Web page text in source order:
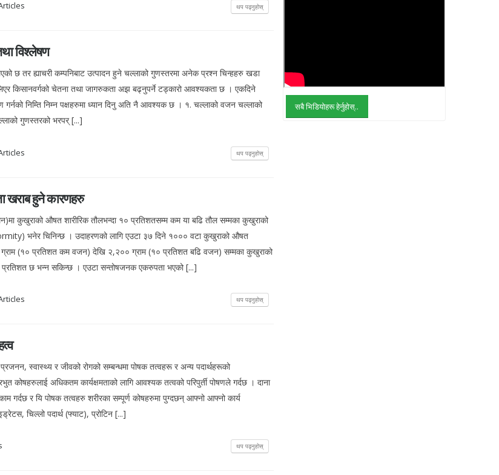
थप पढ्नुहोस्
विश्लेषण
छ तर ह्याचरी कम्पनिबाट उत्पादन हुने चल्लाको गुणस्तरमा अनेक प्रश्न चिन्हहरु खडा
किसानवर्गको चेतना तथा जागरुकता अझ बढ्नुपर्ने टड्कारो आवश्यकता छ । एकदिने
गर्नको निम्ति निम्न पक्षहरुमा ध्यान दिनु अति नै आवश्यक छ । १. चल्लाको वजन चल्लाको
गुणस्तरको भरपर् [...]
थप पढ्नुहोस्
खराब हुने कारणहरु
कुखुराको औषत शारीरिक तौलभन्दा १० प्रतिशतसम्म कम या बढि तौल सम्मका कुखुराको
भनेर चिनिन्छ । उदाहरणको लागि एउटा ३७ दिने १००० वटा कुखुराको औषत
ग्राम (१० प्रतिशत कम वजन) देखि २,२०० ग्राम (१० प्रतिशत बढि वजन) सम्मका कुखुराको
छ भन्न सकिन्छ । एउटा सन्तोषजनक एकरुपता भएको [...]
थप पढ्नुहोस्
स्वास्थ्य र जीवको रोगको सम्बन्धमा पोषक तत्वहरू र अन्य पदार्थहरूको
कोषहरुलाई अधिकतम कार्यक्षमताको लागि आवश्यक तत्वको परिपुर्ती पोषणले गर्दछ । दाना
गर्दछ र यि पोषक तत्वहरु शरीरका सम्पूर्ण कोषहरुमा पुग्दछन् आफ्नो आफ्नो कार्य
चिल्लो पदार्थ (फ्याट), प्रोटिन [...]
थप पढ्नुहोस्
सबै भिडियोहरू हेर्नुहोस्..